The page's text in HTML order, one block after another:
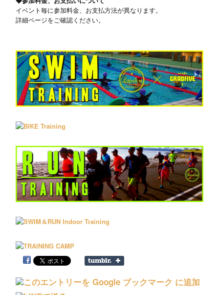
イベント毎に参加料金、お支払方法が異なります。
詳細ページをご確認ください。